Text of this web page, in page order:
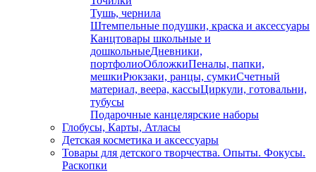
Тушь, чернила
Штемпельные подушки, краска и аксессуары
Канцтовары школьные и
дошкольныеДневники,
портфолиоОбложкиПеналы, папки,
мешкиРюкзаки, ранцы, сумкиСчетный
материал, веера, кассыЦиркули, готовальни,
тубусы
Подарочные канцелярские наборы
Глобусы, Карты, Атласы
Детская косметика и аксессуары
Товары для детского творчества. Опыты. Фокусы.
Раскопки